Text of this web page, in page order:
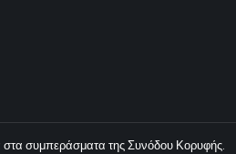
στα συμπεράσματα της Συνόδου Κορυφής.